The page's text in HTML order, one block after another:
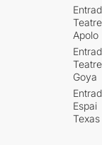
Teatre
Apolo
Teatre
Goya
Espai
Texas